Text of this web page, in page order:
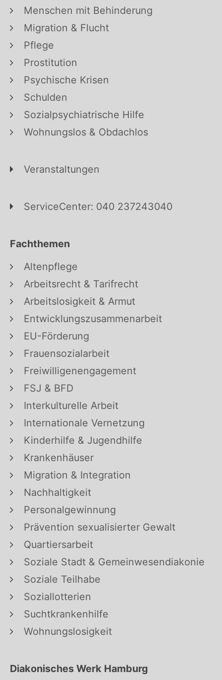
Menschen mit Behinderung
Migration & Flucht
Pflege
Prostitution
Psychische Krisen
Schulden
Sozialpsychiatrische Hilfe
Wohnungslos & Obdachlos
Veranstaltungen
ServiceCenter: 040 237243040
Fachthemen
Altenpflege
Arbeitsrecht & Tarifrecht
Arbeitslosigkeit & Armut
Entwicklungszusammenarbeit
EU-Förderung
Frauensozialarbeit
Freiwilligenengagement
FSJ & BFD
Interkulturelle Arbeit
Internationale Vernetzung
Kinderhilfe & Jugendhilfe
Krankenhäuser
Migration & Integration
Nachhaltigkeit
Personalgewinnung
Prävention sexualisierter Gewalt
Quartiersarbeit
Soziale Stadt & Gemeinwesendiakonie
Soziale Teilhabe
Soziallotterien
Suchtkrankenhilfe
Wohnungslosigkeit
Diakonisches Werk Hamburg